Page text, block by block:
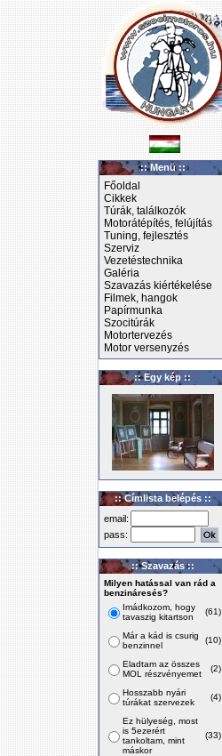
:: Menü ::
Főoldal
Cikkek
Túrák, találkozók
Motorátépítés, felújítás
Tuning, fejlesztés
Szerviz
Vezetéstechnika
Galéria
Szavazás kiértékelése
Filmek, hangok
Papírmunka
Szocitúrák
Motortervezés
Motor versenyzés
:: Egy kép ::
:: Címlista belépés ::
email:
pass:
:: Szavazás ::
Milyen hatással van rád a
benzináresés?
Imádkozom, hogy
tavaszig kitartson
(61)
Már a kád is csurig
benzinnel
(10)
Eladtam az összes
MOL részvényemet
(2)
Hosszabb nyári
túrákat szervezek
(4)
Ez hülyeség, most
is 5ezerért
tankoltam, mint
máskor
(33)